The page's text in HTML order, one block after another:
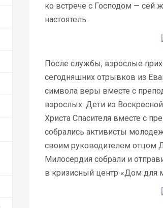
ко встрече с Господом — сей
настоятель.
После службы, взрослые
сегодняшних отрывков из
символа веры вместе с
взрослых. Дети из
Христа Спасителя вместе с
собрались активисты
своим руководителем
Милосердия собрали и
в кризисный центр «Дом для